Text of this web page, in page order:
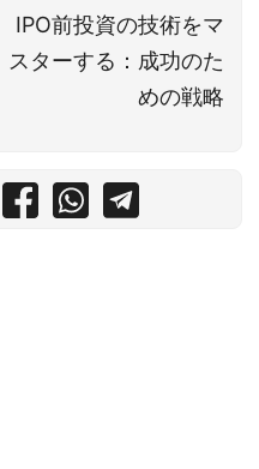
IPO前投資の技術をマ
スターする：成功のた
めの戦略